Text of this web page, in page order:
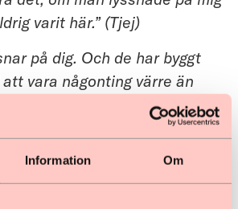
Information Om
varit här.” (Tjej)
på dig. Och de har byggt
vara någonting värre än
som var problemet." (Kille)